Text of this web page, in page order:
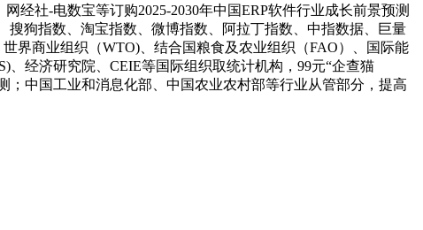
经社-电数宝等订购2025-2030年中国ERP软件行业成长前景预测
狗指数、淘宝指数、微博指数、阿拉丁指数、中指数据、巨量
界商业组织（WTO)、结合国粮食及农业组织（FAO）、国际能
经济研究院、CEIE等国际组织取统计机构，99元“企查猫
；中国工业和消息化部、中国农业农村部等行业从管部分，提高